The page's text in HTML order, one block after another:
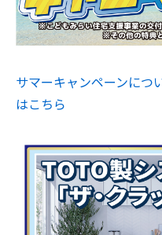
サマーキャンペーンにつ
はこちら